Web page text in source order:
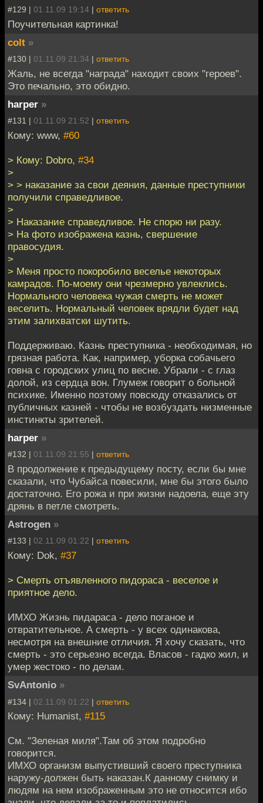
#129 | 01.11.09 19:14 | ответить
Поучительная картинка!
colt »
#130 | 01.11.09 21:34 | ответить
Жаль, не всегда "награда" находит своих "героев".
Это печально, это обидно.
harper »
#131 | 01.11.09 21:52 | ответить
Кому: www, #60
> Кому: Dobro, #34
>
> > наказание за свои деяния, данные преступники
получили справедливое.
>
> Наказание справедливое. Не спорю ни разу.
> На фото изображена казнь, свершение
правосудия.
>
> Меня просто покоробило веселье некоторых
камрадов. По-моему они чрезмерно увлеклись.
Нормального человека чужая смерть не может
веселить. Нормальный человек врядли будет над
этим залихватски шутить.
Поддерживаю. Казнь преступника - необходимая, но
грязная работа. Как, например, уборка собачьего
говна с городских улиц по весне. Убрали - с глаз
долой, из сердца вон. Глумеж говорит о больной
психике. Именно поэтому повсюду отказались от
публичных казней - чтобы не возбуздать низменные
инстинкты зрителей.
harper »
#132 | 01.11.09 21:55 | ответить
В продолжение к предыдущему посту, если бы мне
сказали, что Чубайса повесили, мне бы этого было
достаточно. Его рожа и при жизни надоела, еще эту
дрянь в петле смотреть.
Astrogen »
#133 | 02.11.09 01:22 | ответить
Кому: Dok, #37
> Смерть отъявленного пидораса - веселое и
приятное дело.
ИМХО Жизнь пидараса - дело поганое и
отвратительное. А смерть - у всех одинакова,
несмотря на внешние отличия. Я хочу сказать, что
смерть - это серьезно всегда. Власов - гадко жил, и
умер жестоко - по делам.
SvAntonio »
#134 | 02.11.09 01:22 | ответить
Кому: Humanist, #115
См. "Зеленая миля".Там об этом подробно
говорится.
ИМХО организм выпустивший своего преступника
наружу-должен быть наказан.К данному снимку и
людям на нем изображенным это не относится ибо